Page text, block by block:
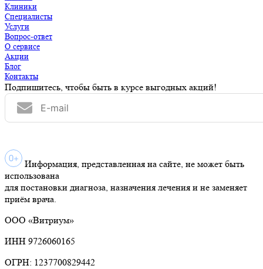
Клиники
Специалисты
Услуги
Вопрос-ответ
О сервисе
Акции
Блог
Контакты
Подпишитесь, чтобы быть в курсе выгодных акций!
Информация, представленная на сайте, не может быть
использована
для постановки диагноза, назначения лечения и не заменяет
приём врача.
ООО «Витриум»
ИНН 9726060165
ОГРН: 1237700829442